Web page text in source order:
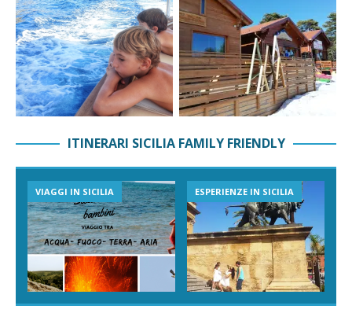
ITINERARI SICILIA FAMILY FRIENDLY
VIAGGI IN SICILIA ESPERIENZE IN SICILIA